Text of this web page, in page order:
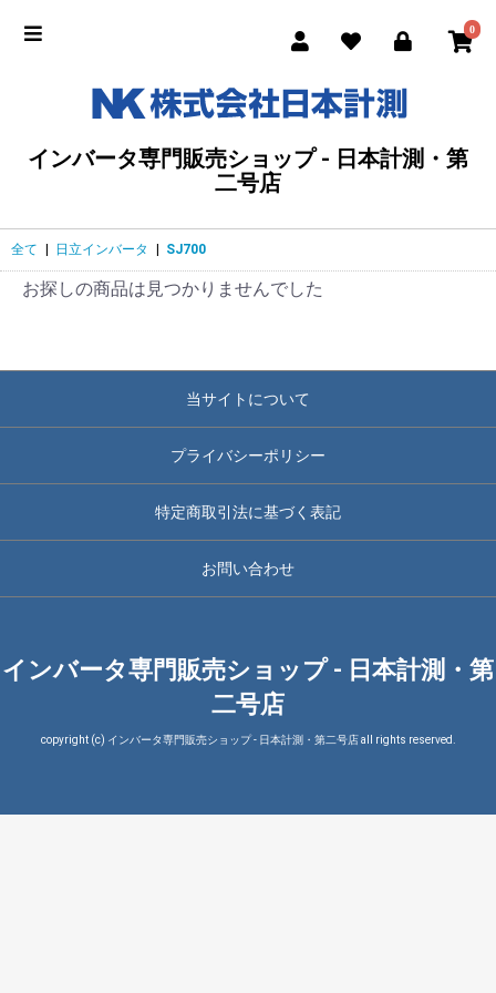
0
インバータ専門販売ショップ - 日本計測・第
二号店
全て 日立インバータ SJ700
お探しの商品は見つかりませんでした
当サイトについて
プライバシーポリシー
特定商取引法に基づく表記
お問い合わせ
インバータ専門販売ショップ - 日本計測・第
二号店
copyright (c) インバータ専門販売ショップ - 日本計測・第二号店 all rights reserved.